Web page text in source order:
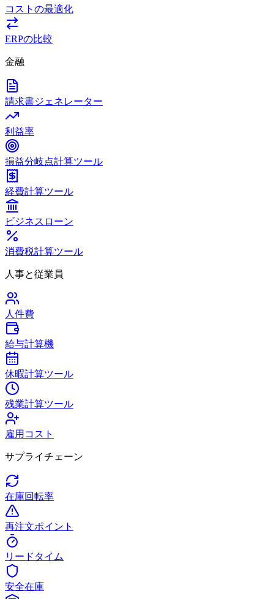
コストの最適化
ERPの比較
金融
請求書ジェネレーター
利益率
損益分岐点計算ツール
経費計算ツール
ビジネスローン
消費税計算ツール
人事と従業員
人件費
給与計算機
休暇計算ツール
残業計算ツール
雇用コスト
サプライチェーン
在庫回転率
再注文ポイント
リードタイム
安全在庫